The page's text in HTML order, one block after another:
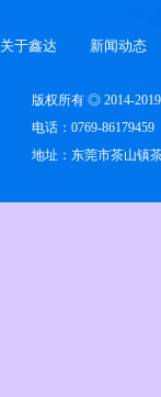
关于鑫达 新闻动态
版权所有 ◎ 2014-
电话：0769-86179459
地址：东莞市茶山镇